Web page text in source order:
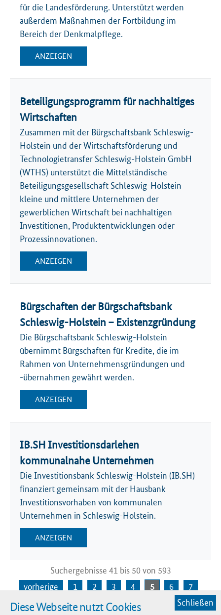
Schließen
Diese Webseite nutzt Cookies
für die Landesförderung. Unterstützt werden
außerdem Maßnahmen der Fortbildung im
Bereich der Denkmalpflege.
ANZEIGEN
Beteiligungsprogramm für nachhaltiges
Wirtschaften
Zusammen mit der Bürgschaftsbank Schleswig-
Holstein und der Wirtschaftsförderung und
Technologietransfer Schleswig-Holstein GmbH
(WTHS) unterstützt die Mittelständische
Beteiligungsgesellschaft Schleswig-Holstein
kleine und mittlere Unternehmen der
gewerblichen Wirtschaft bei nachhaltigen
Investitionen, Produktentwicklungen oder
Prozessinnovationen.
ANZEIGEN
Bürgschaften der Bürgschaftsbank
Schleswig-Holstein – Existenzgründung
Die Bürgschaftsbank Schleswig-Holstein
übernimmt Bürgschaften für Kredite, die im
Rahmen von Unternehmensgründungen und
-übernahmen gewährt werden.
ANZEIGEN
IB.SH Investitionsdarlehen
kommunalnahe Unternehmen
Die Investitionsbank Schleswig-Holstein (IB.SH)
finanziert gemeinsam mit der Hausbank
Investitionsvorhaben von kommunalen
Unternehmen in Schleswig-Holstein.
ANZEIGEN
Suchergebnisse 41 bis 50 von 593
vorherige
1 2 3 4 5 6
7
8
9 10 nächste